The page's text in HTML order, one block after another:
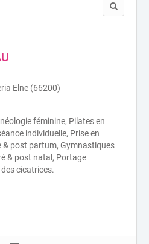
Elne (66200)
féminine, Pilates en
individuelle, Prise en
& post partum, Gymnastiques
& post natal, Portage
cicatrices.